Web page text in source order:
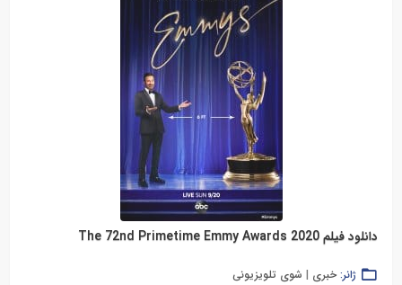
دانلود فیلم The 72nd Primetime Emmy Awards 2020
ژانر: خبری | شوی تلویزیونی